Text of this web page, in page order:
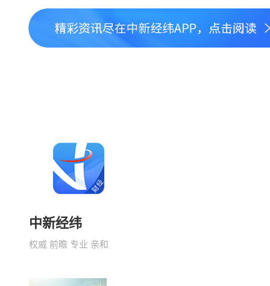
中新经纬
权威 前瞻 专业 亲和